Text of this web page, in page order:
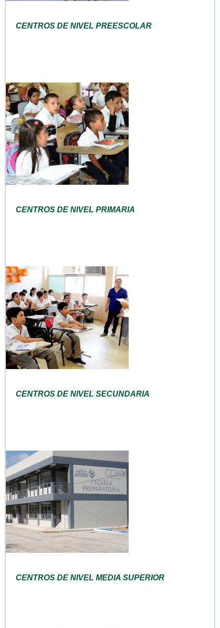
CENTROS DE NIVEL PREESCOLAR
CENTROS DE NIVEL PRIMARIA
CENTROS DE NIVEL SECUNDARIA
CENTROS DE NIVEL MEDIA SUPERIOR